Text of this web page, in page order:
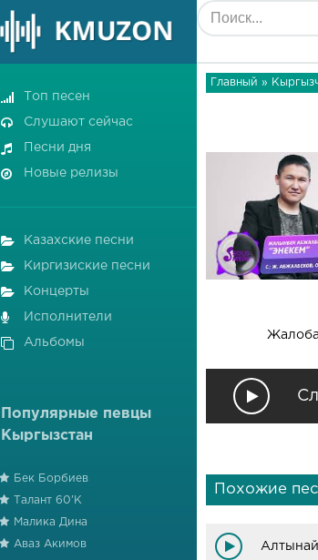
Главный »
Похожие
Топ песен
Слушают сейчас
Песни дня
Новые релизы
Казахские песни
Киргизиские песни
Концерты
Исполнители
Альбомы
Популярные певцы
Кыргызстан
Бек Борбиев
Талант 60'К
Малика Дина
Аваз Акимов